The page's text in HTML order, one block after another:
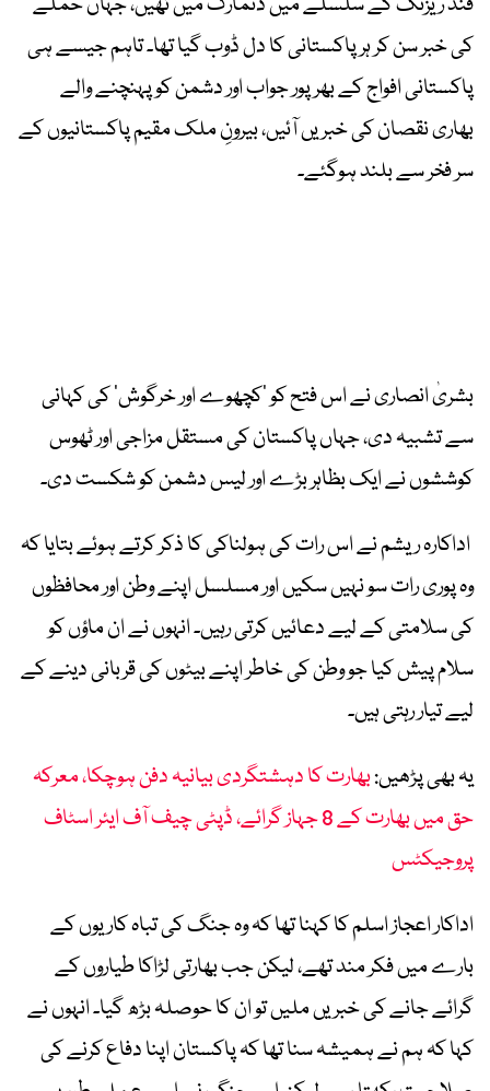
کی خبر سن کر ہر پاکستانی کا دل ڈوب گیا تھا۔ تاہم جیسے ہی
پاکستانی افواج کے بھرپور جواب اور دشمن کو پہنچنے والے
بھاری نقصان کی خبریں آئیں، بیرونِ ملک مقیم پاکستانیوں کے
سر فخر سے بلند ہوگئے۔
بشریٰ انصاری نے اس فتح کو ’کچھوے اور خرگوش‘ کی کہانی
سے تشبیہ دی، جہاں پاکستان کی مستقل مزاجی اور ٹھوس
کوششوں نے ایک بظاہر بڑے اور لیس دشمن کو شکست دی۔
اداکارہ ریشم نے اس رات کی ہولناکی کا ذکر کرتے ہوئے بتایا کہ
وہ پوری رات سو نہیں سکیں اور مسلسل اپنے وطن اور محافظوں
کی سلامتی کے لیے دعائیں کرتی رہیں۔ انہوں نے ان ماؤں کو
سلام پیش کیا جو وطن کی خاطر اپنے بیٹوں کی قربانی دینے کے
لیے تیار رہتی ہیں۔
یہ بھی پڑھیں:بھارت کا دہشتگردی بیانیہ دفن ہوچکا، معرکہ
حق میں بھارت کے 8 جہاز گرائے، ڈپٹی چیف آف ایئر اسٹاف
پروجیکٹس
اداکار اعجاز اسلم کا کہنا تھا کہ وہ جنگ کی تباہ کاریوں کے
بارے میں فکر مند تھے، لیکن جب بھارتی لڑاکا طیاروں کے
گرائے جانے کی خبریں ملیں تو ان کا حوصلہ بڑھ گیا۔ انہوں نے
کہا کہ ہم نے ہمیشہ سنا تھا کہ پاکستان اپنا دفاع کرنے کی